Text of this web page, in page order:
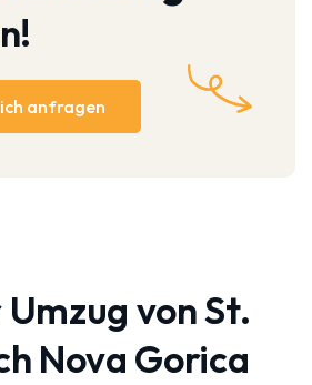
anfragen
von St.
Nova Gorica